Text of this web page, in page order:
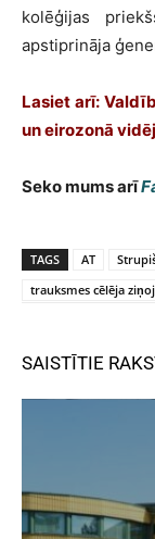
kolēģijas
apstiprināja
Lasiet arī:
un eirozonā
Seko mums arī
TAGS AT
trauksmes cēlēja
SAISTĪTIE